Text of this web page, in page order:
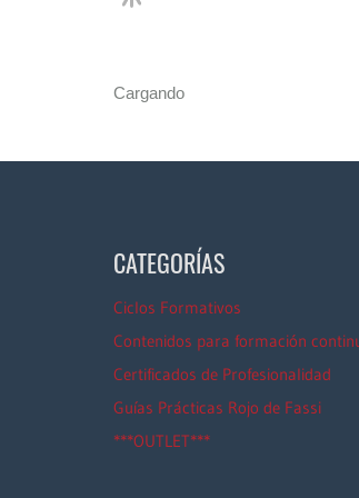
Cargando
CATEGORÍAS
Ciclos Formativos
Contenidos para formación
Certificados de Profesionalidad
Guías Prácticas Rojo de Fassi
***OUTLET***